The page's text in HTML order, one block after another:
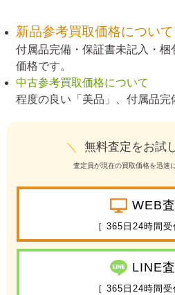
新品参考買取価格について
付属品完備・保証書未記入・
価格です。
中古参考買取価格について
程度の良い「美品」、付属品完
＼ 無料査定をお試
査定員が現在の買取価格を迅速
WEB
［ 365日24時間受
LINE
［ 365日24時間受